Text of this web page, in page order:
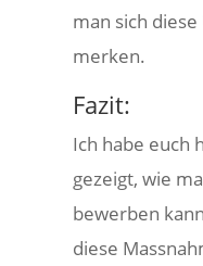
man sich
merken.
Fazit:
Ich habe euch
gezeigt, wie
bewerben
diese